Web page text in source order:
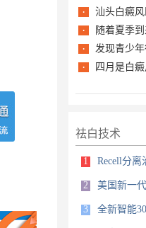
· 汕头白癜
· 随着夏季
· 发现青少
· 四月是白
祛白技术
1 Recell分离